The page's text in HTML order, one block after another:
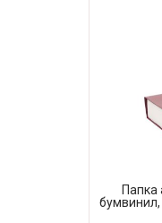
Папка
бумвинил,